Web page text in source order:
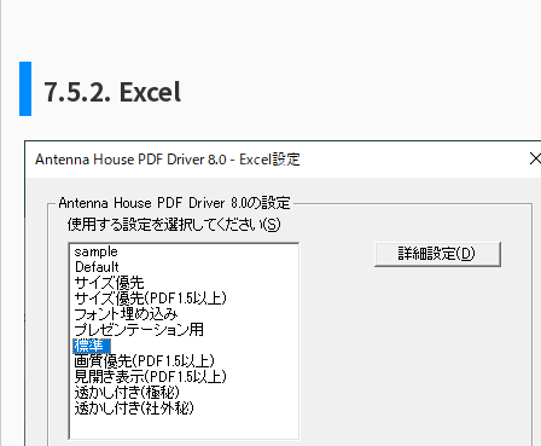
7.5.2. Excel